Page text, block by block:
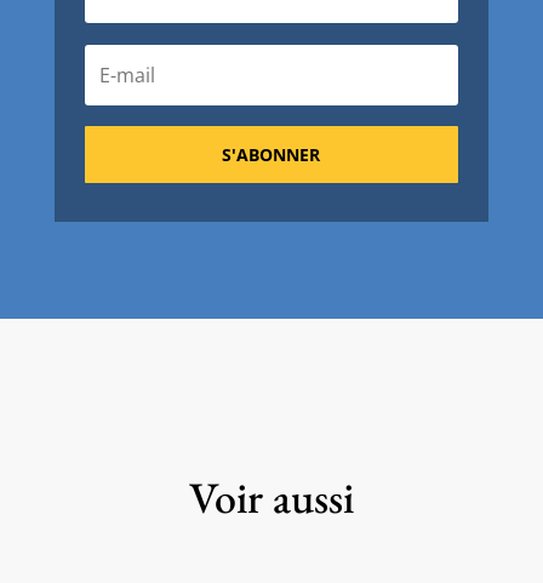
S'ABONNER
Voir aussi